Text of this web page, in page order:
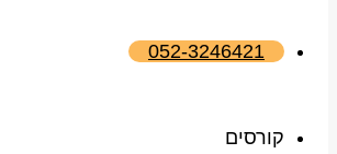
052-3246421
קורסים